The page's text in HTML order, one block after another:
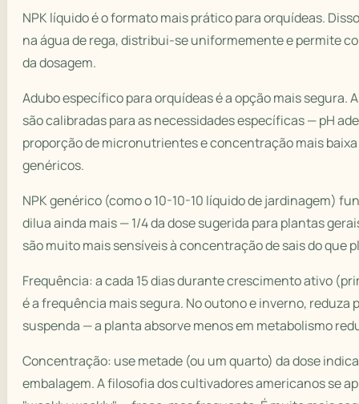
NPK líquido é o formato mais prático para orquídeas.
na água de rega, distribui-se uniformemente e permite
da dosagem.
Adubo específico para orquídeas é a opção mais segura.
são calibradas para as necessidades específicas — pH
proporção de micronutrientes e concentração mais
genéricos.
NPK genérico (como o 10-10-10 líquido de jardinagem)
dilua ainda mais — 1/4 da dose sugerida para plantas
são muito mais sensíveis à concentração de sais do que
Frequência: a cada 15 dias durante crescimento ativo
é a frequência mais segura. No outono e inverno, reduza
suspenda — a planta absorve menos em metabolismo
Concentração: use metade (ou um quarto) da dose
embalagem. A filosofia dos cultivadores americanos se